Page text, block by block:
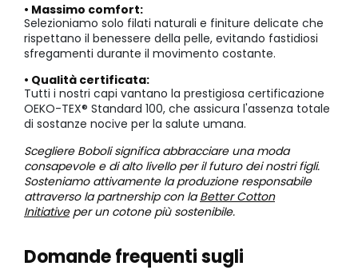
• Massimo comfort:
Selezioniamo solo filati naturali e finiture delicate che
rispettano il benessere della pelle, evitando fastidiosi
sfregamenti durante il movimento costante.
• Qualità certificata:
Tutti i nostri capi vantano la prestigiosa certificazione
OEKO-TEX® Standard 100, che assicura l'assenza totale
di sostanze nocive per la salute umana.
Scegliere Boboli significa abbracciare una moda
consapevole e di alto livello per il futuro dei nostri figli.
Sosteniamo attivamente la produzione responsabile
attraverso la partnership con laBetter Cotton
Initiativeper un cotone più sostenibile.
Domande frequenti sugli